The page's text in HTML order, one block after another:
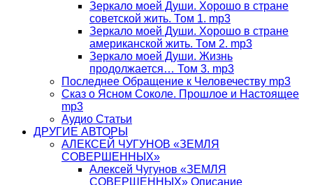
Зеркало моей Души. Хорошо в стране
советской жить. Том 1. mp3
Зеркало моей Души. Хорошо в стране
американской жить. Том 2. mp3
Зеркало моей Души. Жизнь
продолжается… Том 3. mp3
Последнее Обращение к Человечеству mp3
Сказ о Ясном Соколе. Прошлое и Настоящее
mp3
Аудио Статьи
ДРУГИЕ АВТОРЫ
АЛЕКСЕЙ ЧУГУНОВ «ЗЕМЛЯ
СОВЕРШЕННЫХ»
Алексей Чугунов «ЗЕМЛЯ
СОВЕРШЕННЫХ» Описание